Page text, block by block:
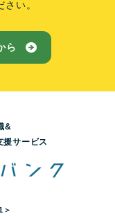
い。
ら
&
援サービス
＞